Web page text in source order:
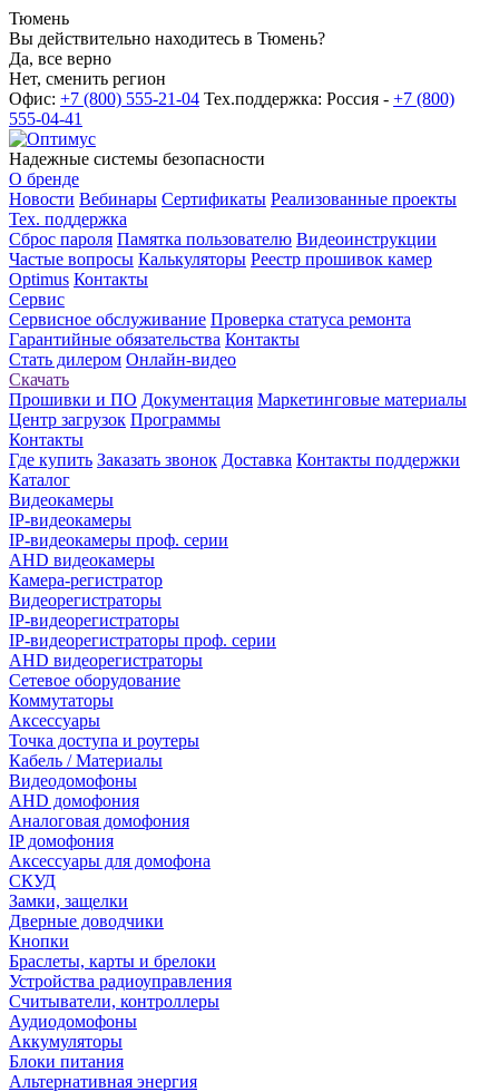
Тюмень
Вы действительно находитесь в Тюмень?
Да, все верно
Нет, сменить регион
Офис: +7 (800) 555-21-04 Тех.поддержка: Россия - +7 (800)
555-04-41
Надежные системы безопасности
О бренде
Новости Вебинары Сертификаты Реализованные проекты
Тех. поддержка
Сброс пароля Памятка пользователю Видеоинструкции
Частые вопросы Калькуляторы Реестр прошивок камер
Optimus Контакты
Сервис
Сервисное обслуживание Проверка статуса ремонта
Гарантийные обязательства Контакты
Стать дилером Онлайн-видео
Скачать
Прошивки и ПО Документация Маркетинговые материалы
Центр загрузок Программы
Контакты
Где купить Заказать звонок Доставка Контакты поддержки
Каталог
Видеокамеры
IP-видеокамеры
IP-видеокамеры проф. серии
AHD видеокамеры
Камера-регистратор
Видеорегистраторы
IP-видеорегистраторы
IP-видеорегистраторы проф. серии
AHD видеорегистраторы
Сетевое оборудование
Коммутаторы
Аксессуары
Точка доступа и роутеры
Кабель / Материалы
Видеодомофоны
AHD домофония
Аналоговая домофония
IP домофония
Аксессуары для домофона
СКУД
Замки, защелки
Дверные доводчики
Кнопки
Браслеты, карты и брелоки
Устройства радиоуправления
Считыватели, контроллеры
Аудиодомофоны
Аккумуляторы
Блоки питания
Альтернативная энергия